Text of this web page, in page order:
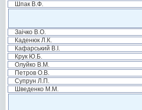
Шпак В.Ф.
Заічко В.О.
Каденюк Л.К.
Кафарський В.І.
Крук Ю.Б.
Олуйко В.М.
Петров О.В.
Супрун Л.П.
Шведенко М.М.